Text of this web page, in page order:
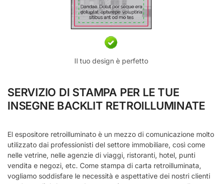
Il tuo design è perfetto
SERVIZIO DI STAMPA PER LE TUE
INSEGNE BACKLIT RETROILLUMINATE
El espositore retroilluminato è un mezzo di comunicazione molto
utilizzato dai professionisti del settore immobiliare, così come
nelle vetrine, nelle agenzie di viaggi, ristoranti, hotel, punti
vendita e negozi, etc. Come stampa di carta retroilluminata,
vogliamo soddisfare le necessità e aspettative dei nostri clienti